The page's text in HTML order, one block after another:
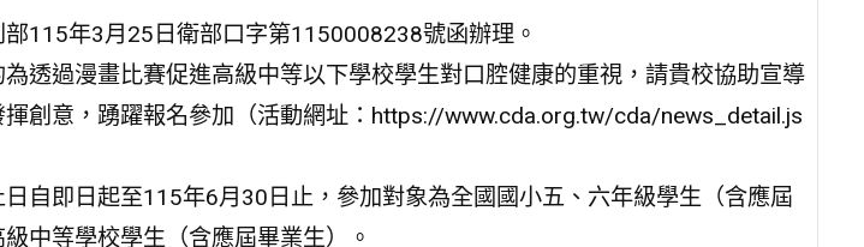
115年3月25日衛部口字第1150008238號函辦理。
透過漫畫比賽促進高級中等以下學校學生對口腔健康的重視，請貴校協助宣導
創意，踴躍報名參加（活動網址：https://www.cda.org.tw/cda/news_detail.js
自即日起至115年6月30日止，參加對象為全國國小五、六年級學生（含應屆
中等學校學生（含應屆畢業生）。